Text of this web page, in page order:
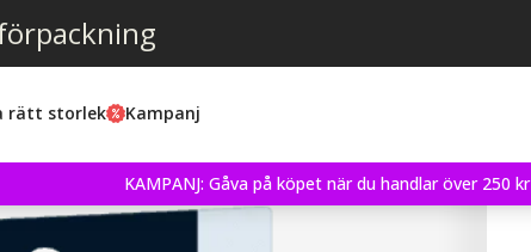
rätt storlek Kampanj
KAMPANJ: Gåva på köpet när du handlar över 250 kr